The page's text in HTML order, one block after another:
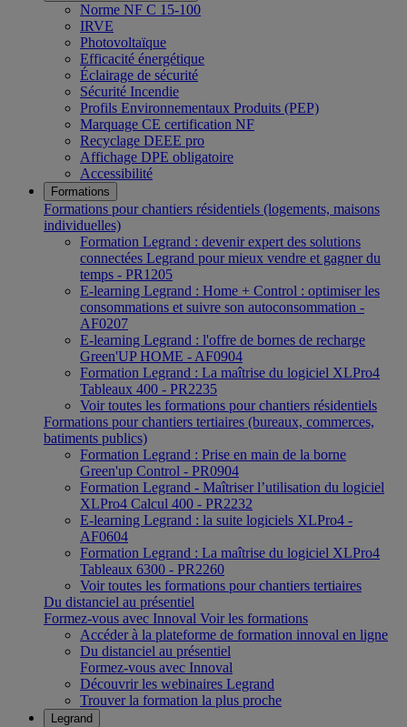
Norme NF C 15-100
IRVE
Photovoltaïque
Efficacité énergétique
Éclairage de sécurité
Sécurité Incendie
Profils Environnementaux Produits (PEP)
Marquage CE certification NF
Recyclage DEEE pro
Affichage DPE obligatoire
Accessibilité
Formations
Formations pour chantiers résidentiels (logements, maisons
individuelles)
Formation Legrand : devenir expert des solutions
connectées Legrand pour mieux vendre et gagner du
temps - PR1205
E-learning Legrand : Home + Control : optimiser les
consommations et suivre son autoconsommation -
AF0207
E-learning Legrand : l'offre de bornes de recharge
Green'UP HOME - AF0904
Formation Legrand : La maîtrise du logiciel XLPro4
Tableaux 400 - PR2235
Voir toutes les formations pour chantiers résidentiels
Formations pour chantiers tertiaires (bureaux, commerces,
batiments publics)
Formation Legrand : Prise en main de la borne
Green'up Control - PR0904
Formation Legrand - Maîtriser l’utilisation du logiciel
XLPro4 Calcul 400 - PR2232
E-learning Legrand : la suite logiciels XLPro4 -
AF0604
Formation Legrand : La maîtrise du logiciel XLPro4
Tableaux 6300 - PR2260
Voir toutes les formations pour chantiers tertiaires
Du distanciel au présentiel
Formez-vous avec Innoval Voir les formations
Accéder à la plateforme de formation innoval en ligne
Du distanciel au présentiel
Formez-vous avec Innoval
Découvrir les webinaires Legrand
Trouver la formation la plus proche
Legrand